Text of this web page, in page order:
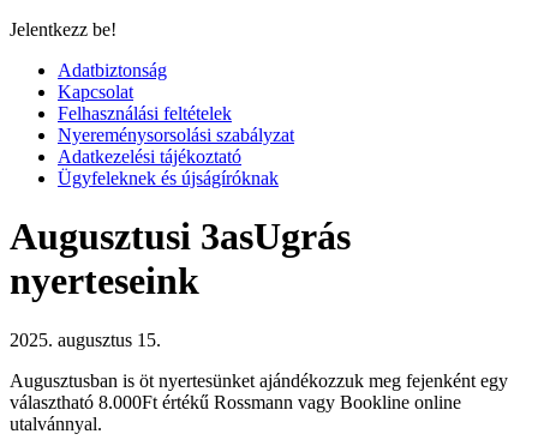
Jelentkezz be!
Adatbiztonság
Kapcsolat
Felhasználási feltételek
Nyereménysorsolási szabályzat
Adatkezelési tájékoztató
Ügyfeleknek és újságíróknak
Augusztusi 3asUgrás
nyerteseink
2025. augusztus 15.
Augusztusban is öt nyertesünket ajándékozzuk meg fejenként egy
választható 8.000Ft értékű Rossmann vagy Bookline online
utalvánnyal.